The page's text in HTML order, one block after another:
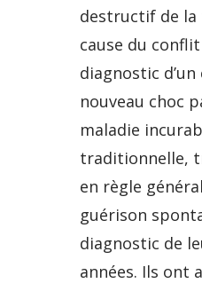
destructif de la
cause du
diagnostic
nouveau choc
maladie
traditionnelle,
en règle
guérison
diagnostic de
années. Ils ont